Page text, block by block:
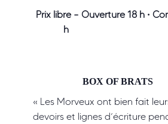
Prix libre – Ouverture 18 h •
h
BOX OF BRATS
« Les Morveux ont bien fait
devoirs et lignes d’écriture